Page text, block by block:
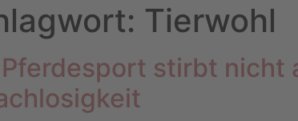
Tierwohl
stirbt nicht